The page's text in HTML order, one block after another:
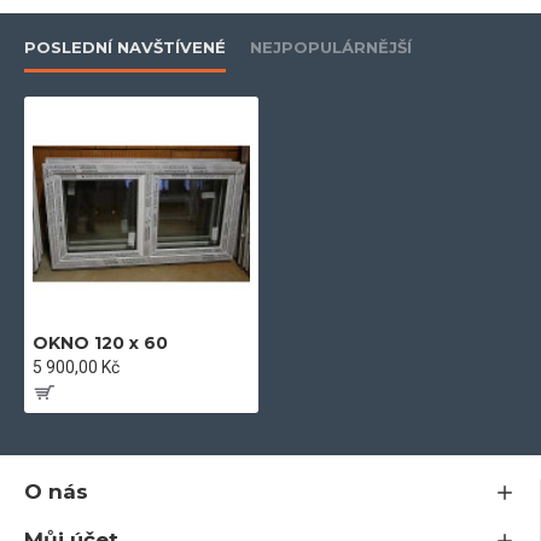
- dodáváme včetně kotev a kování
- 5-ti komorový profil
- kování Maco
- součinitel tepelného prostupu skla U =1 W/m 2k
- plastový profil stavební hloubky 71 mm
POSLEDNÍ NAVŠTÍVENÉ NEJPOPULÁRNĚJŠÍ
OKNO 120 x 60
5 900,00 Kč
O nás